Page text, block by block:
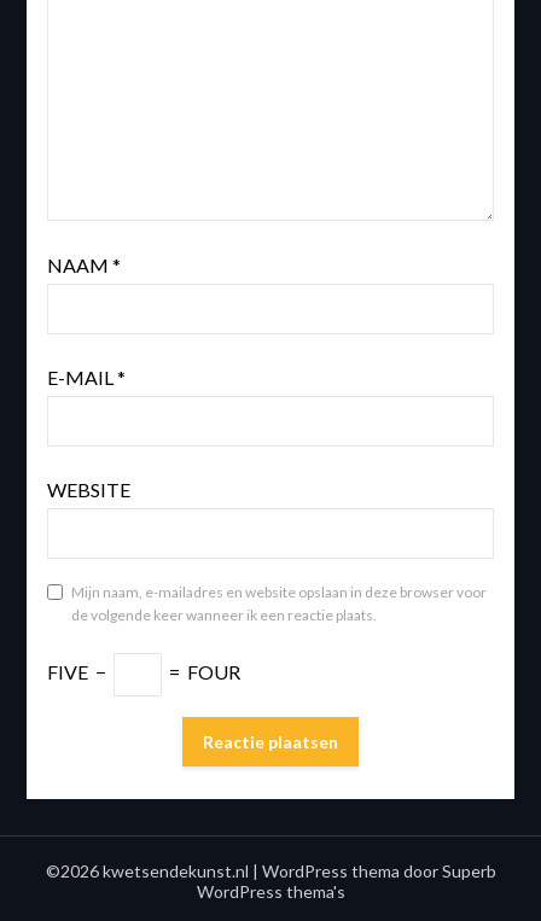
NAAM *
E-MAIL*
WEBSITE
Mijn naam, e-mailadres en website opslaan in deze browser voor
de volgende keer wanneer ik een reactie plaats.
FIVE − = FOUR
©2026 kwetsendekunst.nl | WordPress thema doorSuperb
WordPress thema's